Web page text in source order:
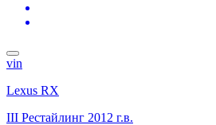
vin
Lexus RX
III Рестайлинг 2012 г.в.